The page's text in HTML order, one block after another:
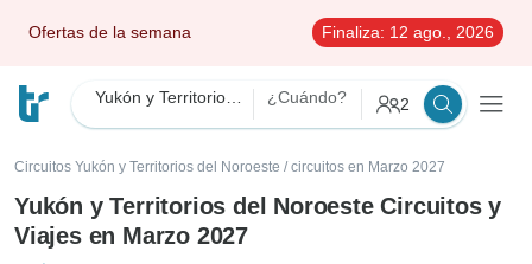
Ofertas de la semana Finaliza: 12 ago., 2026
¿Cuándo? 2
Circuitos Yukón y Territorios del Noroeste / circuitos en Marzo 2027
Yukón y Territorios del Noroeste Circuitos y
Viajes en Marzo 2027